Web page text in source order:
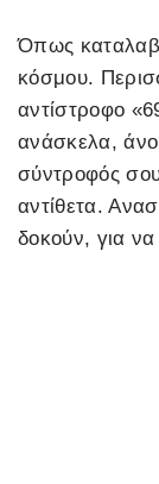
Όπως
κόσμου.
αντίστροφο
ανάσκελα,
σύντροφός
αντίθετα.
δοκούν, για